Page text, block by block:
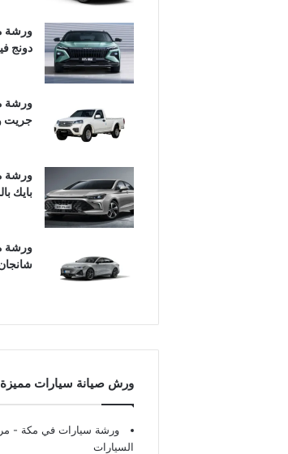
ورشة
دونج
ورشة
جريت
ورشة
بايك
ورشة
ورش صيانة سيارات
ورشة سيارات في مكة -
السيارات